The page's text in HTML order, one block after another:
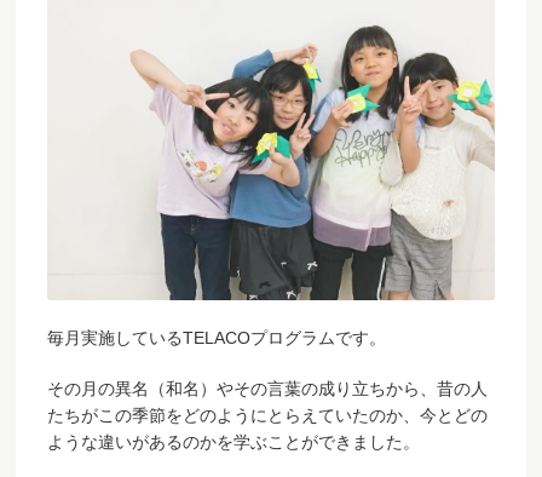
毎月実施しているTELACOプログラムです。
その月の異名（和名）やその言葉の成り立ちから、昔の人
たちがこの季節をどのようにとらえていたのか、今とどの
ような違いがあるのかを学ぶことができました。